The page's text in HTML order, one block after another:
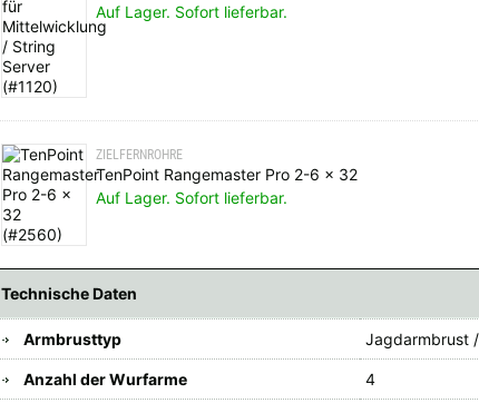
Auf Lager. Sofort lieferbar.
ZIELFERNROHRE
TenPoint Rangemaster Pro 2-6 x 32
Auf Lager. Sofort lieferbar.
Technische Daten
Armbrusttyp Jagdarmbrust
Anzahl der Wurfarme 4